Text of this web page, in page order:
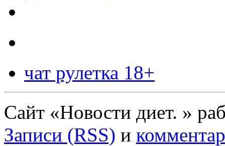
чат рулетка 18+
Сайт «Новости диет. »
Записи (RSS) и